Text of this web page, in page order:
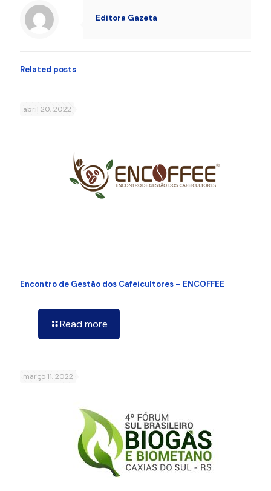
Editora Gazeta
Related posts
abril 20, 2022
Encontro de Gestão dos Cafeicultores – ENCOFFEE
Read more
março 11, 2022